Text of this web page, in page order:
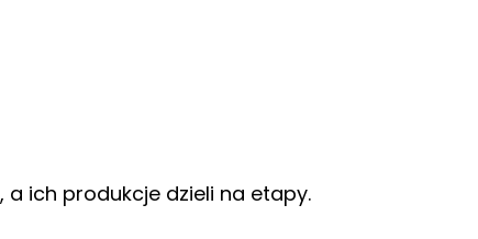
ich produkcje dzieli na etapy.